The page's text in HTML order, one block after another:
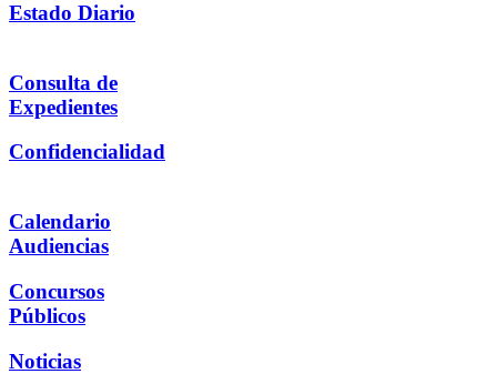
Estado Diario
Consulta de
Expedientes
Confidencialidad
Calendario
Audiencias
Concursos
Públicos
Noticias